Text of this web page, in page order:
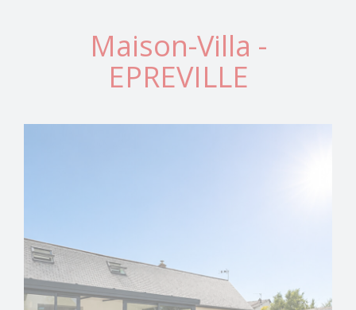
Maison-Villa -
EPREVILLE